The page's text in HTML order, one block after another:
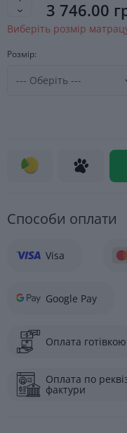
3 746.00
Виберіть розмір
Розмір:
Cпособи оплати
Visa
Google Pay
Оплата
Оплата по
фактури